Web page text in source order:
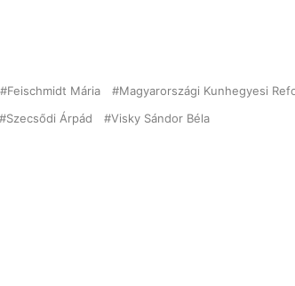
Feischmidt Mária
Magyarországi Kunhegyesi
Szecsődi Árpád Visky Sándor Béla